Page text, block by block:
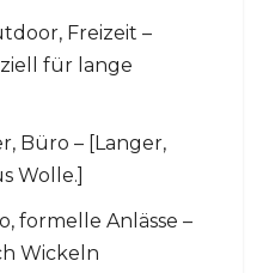
Freizeit –
für lange
Büro – [Langer,
Wolle.]
formelle Anlässe –
Wickeln